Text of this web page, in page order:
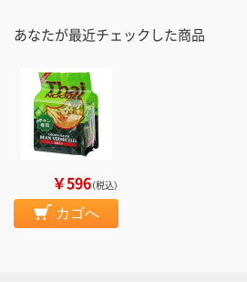
あなたが最近チェックした商品
￥596（税込）
カゴへ